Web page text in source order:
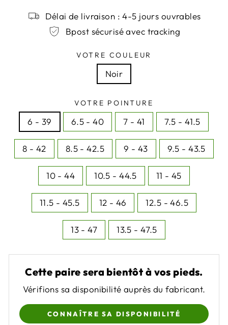
Délai de livraison : 4-5 jours ouvrables
Bpost sécurisé avec tracking
VOTRE COULEUR
Noir
VOTRE POINTURE
6 - 39 6.5 - 40 7 - 41 7.5 - 41.5
8 - 42 8.5 - 42.5 9 - 43 9.5 - 43.5
10 - 44 10.5 - 44.5 11 - 45
11.5 - 45.5 12 - 46 12.5 - 46.5
13 - 47 13.5 - 47.5
Cette paire sera bientôt à vos pieds.
Vérifions sa disponibilité auprès du fabricant.
CONNAÎTRE SA DISPONIBILITÉ